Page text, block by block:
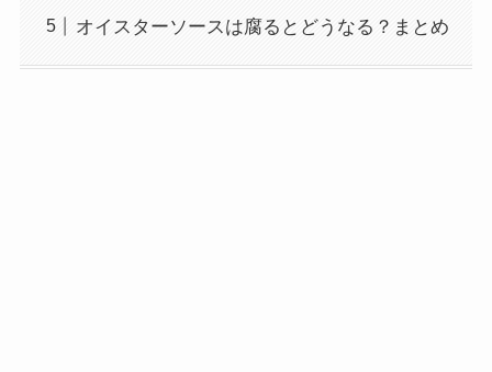
オイスターソースは腐るとどうなる？まとめ